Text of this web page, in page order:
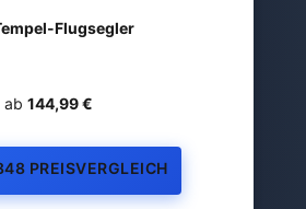
Flugsegler
ab 144,99 €
PREISVERGLEICH